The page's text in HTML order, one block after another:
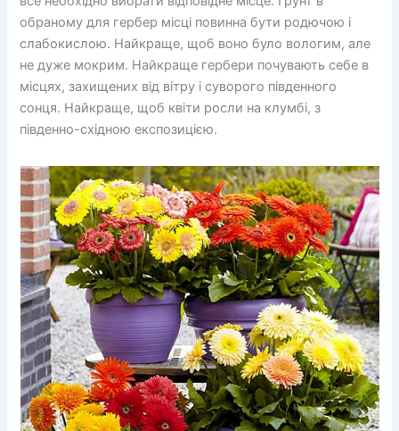
обраному для гербер місці повинна бути родючою і
слабокислою. Найкраще, щоб воно було вологим, але
не дуже мокрим. Найкраще гербери почувають себе в
місцях, захищених від вітру і суворого південного
сонця. Найкраще, щоб квіти росли на клумбі, з
південно-східною експозицією.